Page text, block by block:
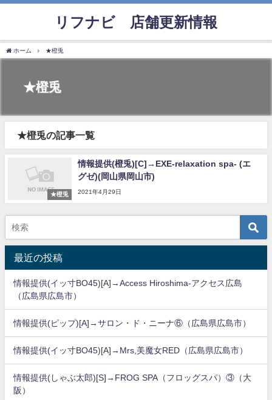
リフナビ®店舗更新情報
ホーム ★橙兎
★橙兎
★橙兎の記事一覧
★橙兎
情報提供(橙兎)[C]→EXE-relaxation spa- (エ
グゼ)(岡山県岡山市)
2021年4月29日
最近の投稿
情報提供(イッ寸BO45)[A]→Access Hiroshima-アクセス広島
（広島県広島市）
情報提供(ピップ)[A]→サロン・ド・ニーナ⑥（広島県広島市）
情報提供(イッ寸BO45)[A]→Mrs,美魔女RED（広島県広島市）
情報提供(しゃぶ太郎)[S]→FROG SPA（フロッグスパ）③（大
阪）